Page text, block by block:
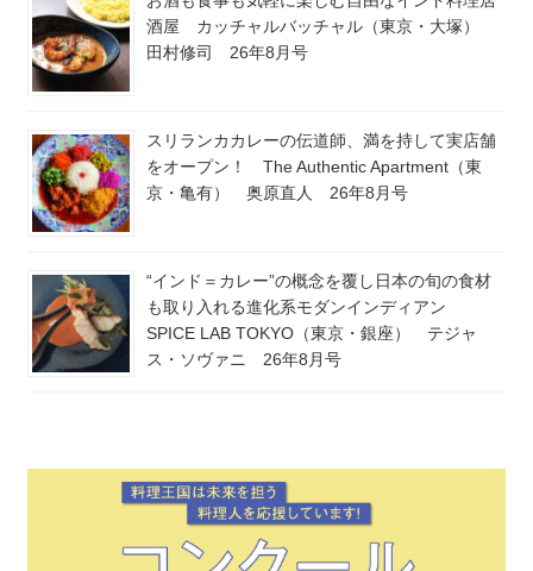
酒屋 カッチャルバッチャル（東京・大塚）
田村修司 26年8月号
スリランカカレーの伝道師、満を持して実店舗
をオープン！ The Authentic Apartment（東
京・亀有） 奥原直人 26年8月号
“インド＝カレー”の概念を覆し日本の旬の食材
も取り入れる進化系モダンインディアン
SPICE LAB TOKYO（東京・銀座） テジャ
ス・ソヴァニ 26年8月号